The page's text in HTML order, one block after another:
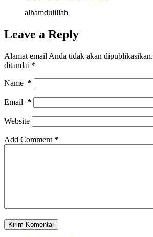
alhamdulillah
Leave a Reply
Alamat email Anda tidak akan dipublikasikan.
ditandai *
Name *
Email *
Website
Add Comment *
Kirim Komentar